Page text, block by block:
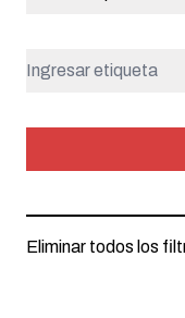
Eliminar todos los